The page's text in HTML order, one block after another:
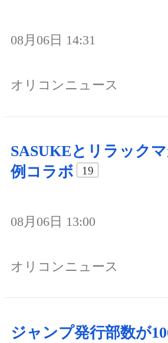
08月06日 14:31
オリコンニュース
SASUKEとリラック
例コラボ
19
08月06日 13:00
オリコンニュース
ジャンプ発行部数が